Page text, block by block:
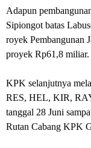
Adapun
Sipiongot batas
royek Pembangunan
proyek Rp61,8 miliar.
KPK selanjutnya
RES, HEL, KIR,
tanggal 28 Juni
Rutan Cabang KPK